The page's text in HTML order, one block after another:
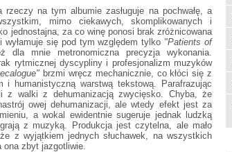
na tym albumie zasługuje na pochwałę, a
mimo ciekawych, skomplikowanych i
jednostajna, za co winę ponosi brak zróżnicowana
wyłamuje się pod tym względem tylko "Patients of
dla mnie metronomiczna precyzja wykonania.
rytmicznej dyscypliny i profesjonalizm muzyków
brzmi wręcz mechanicznie, co kłóci się z
i humanistyczną warstwą tekstową. Parafrazując
z walki z dehumanizacją zwycięsko. Chyba, że
owej dehumanizacji, ale wtedy efekt jest za
a wokal ewidentnie sugeruje jednak ludzką
z muzyką. Produkcja jest czytelna, ale mało
z wyjątkiem jednych słuchawek, na wszystkich
ona zbyt jazgotliwie.